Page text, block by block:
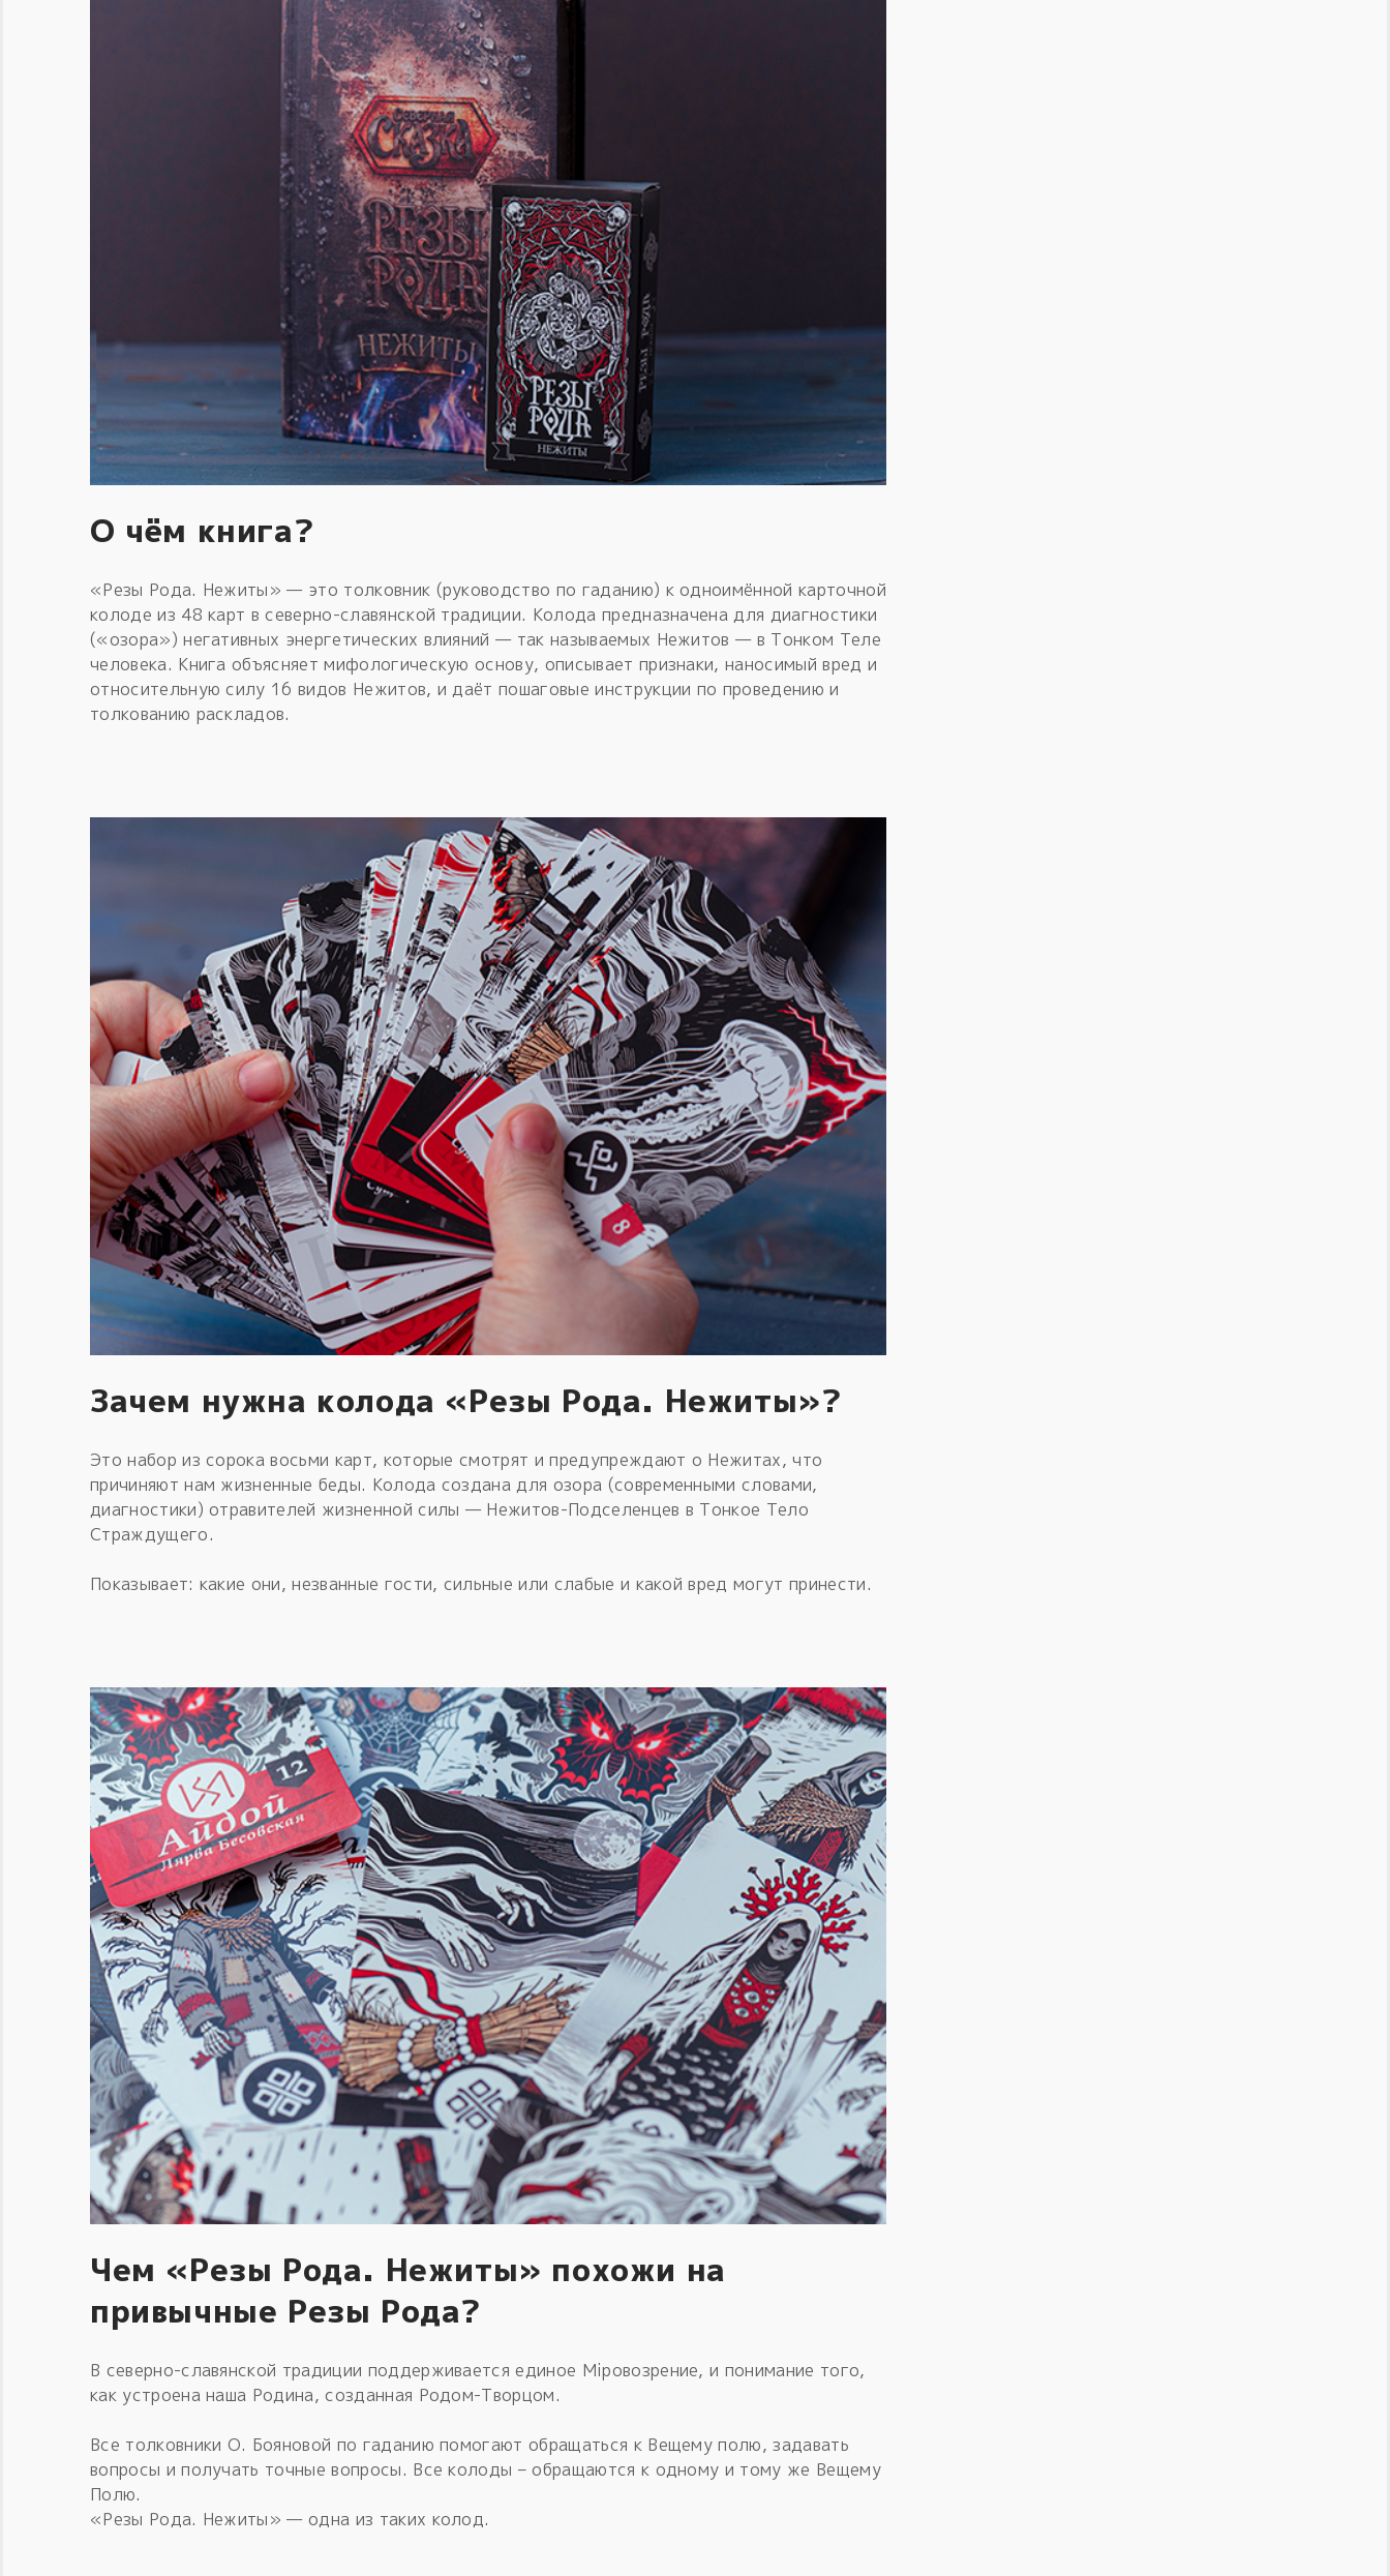
О чём книга?
«Резы Рода. Нежиты» — это толковник (руководство по гаданию) к одноимённой карточной
колоде из 48 карт в северно-славянской традиции. Колода предназначена для диагностики
(«озора») негативных энергетических влияний — так называемых Нежитов — в Тонком Теле
человека. Книга объясняет мифологическую основу, описывает признаки, наносимый вред и
относительную силу 16 видов Нежитов, и даёт пошаговые инструкции по проведению и
толкованию раскладов.
Зачем нужна колода «Резы Рода. Нежиты»?
Это набор из сорока восьми карт, которые смотрят и предупреждают о Нежитах, что
причиняют нам жизненные беды. Колода создана для озора (современными словами,
диагностики) отравителей жизненной силы — Нежитов-Подселенцев в Тонкое Тело
Страждущего.
Показывает: какие они, незванные гости, сильные или слабые и какой вред могут принести.
Чем «Резы Рода. Нежиты» похожи на
привычные Резы Рода?
В северно-славянской традиции поддерживается единое Мiровозрение, и понимание того,
как устроена наша Родина, созданная Родом-Творцом.
Все толковники О. Бояновой по гаданию помогают обращаться к Вещему полю, задавать
вопросы и получать точные вопросы. Все колоды – обращаются к одному и тому же Вещему
Полю.
«Резы Рода. Нежиты» — одна из таких колод.